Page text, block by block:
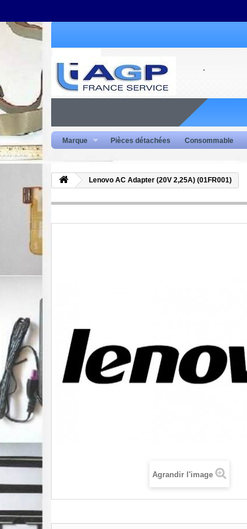
Marque Pièces détachées Consommable
Lenovo AC Adapter (20V 2,25A) (01FR001)
Agrandir l'image